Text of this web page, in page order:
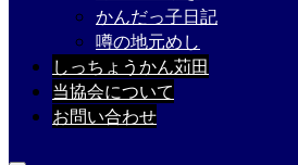
かんだっ子日記
噂の地元めし
しっちょうかん苅田
当協会について
お問い合わせ